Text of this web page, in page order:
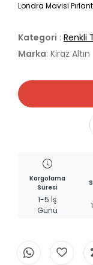
Londra Mavisi
Kategori : Renkli
Marka: Kiraz Altın
Kargolama
Süresi
1-5 İş
Günü